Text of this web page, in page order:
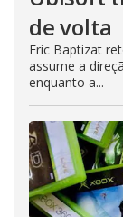
de volta
Eric Baptizat
assume a
enquanto a...